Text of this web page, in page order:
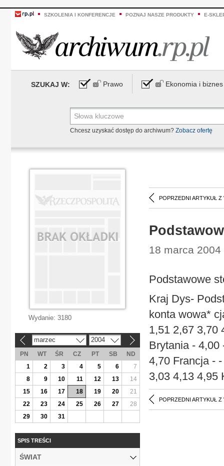
SZKOLENIA I KONFERENCJE POZNAJ NASZE PRODUKTY E-
SZUKAJ W: Prawo Ekonomia i biznes
Chcesz uzyskać dostęp do archiwum? Zobacz ofertę
POPRZEDNI ARTYKUŁ Z
18 marca
Podstawowe
Kraj Dys-
konta wowa*
1,51 2,67 3,70
Brytania - 4,00
4,70 Francja -
3,03 4,13 4,95
POPRZEDNI ARTYKUŁ Z
Wydanie: 3180
marzec 2004
PN WT ŚR CZ PT SB
ND
1
2 3 4 5 6
7
8
9 10 11 12 13
14
15
16 17 18 19 20
21
22
23 24 25 26 27
28
29
30 31
SPIS TREŚCI
ŚWIAT